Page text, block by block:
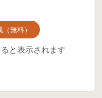
無料）
と表示されます